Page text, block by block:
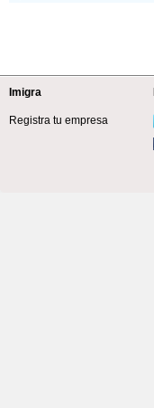
Imigra
Registra tu empresa